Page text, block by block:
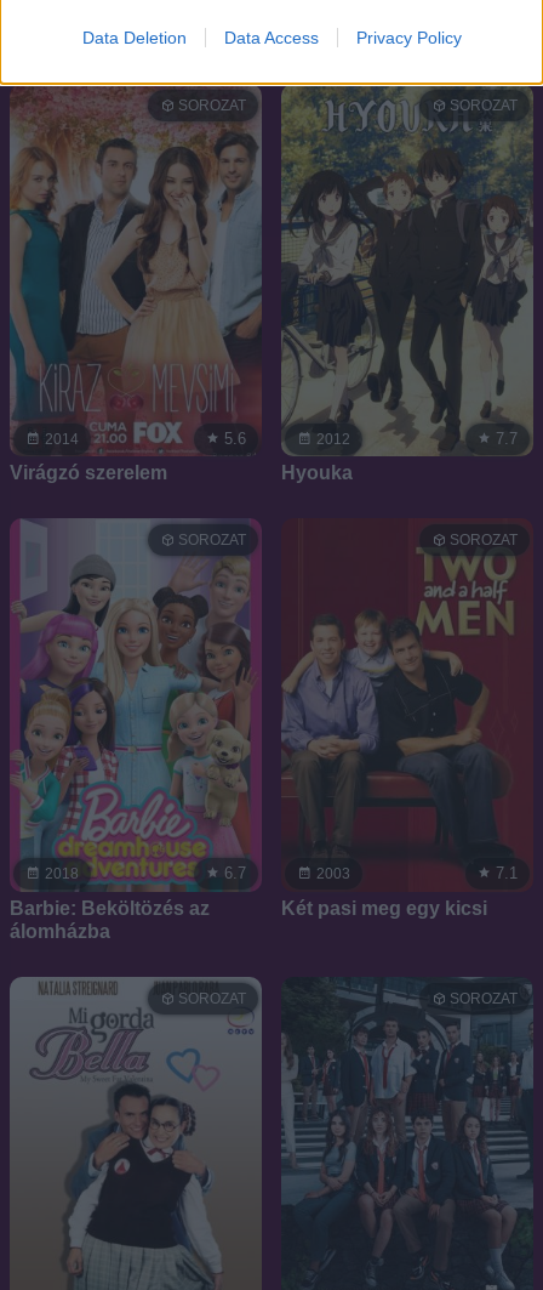
Data Deletion Data Access Privacy Policy
Sabrina, a tiniboszorkány Szégyen nélkül
2014
SOROZAT
5.6
Virágzó szerelem
2012
SOROZAT
7.7
Hyouka
2018
SOROZAT
6.7
Barbie: Beköltözés az
álomházba
2003
SOROZAT
7.1
Két pasi meg egy kicsi
SOROZAT SOROZAT